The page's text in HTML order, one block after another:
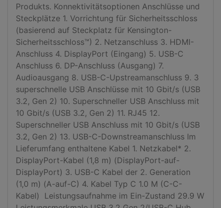
Produkts. Konnektivitätsoptionen Anschlüsse und
Steckplätze 1. Vorrichtung für Sicherheitsschloss
(basierend auf Steckplatz für Kensington-
Sicherheitsschloss™) 2. Netzanschluss 3. HDMI-
Anschluss 4. DisplayPort (Eingang) 5. USB-C
Anschluss 6. DP-Anschluss (Ausgang) 7.
Audioausgang 8. USB-C-Upstreamanschluss 9. 3
superschnelle USB Anschlüsse mit 10 Gbit/s (USB
3.2, Gen 2) 10. Superschneller USB Anschluss mit
10 Gbit/s (USB 3.2, Gen 2) 11. RJ45 12.
Superschneller USB Anschluss mit 10 Gbit/s (USB
3.2, Gen 2) 13. USB-C-Downstreamanschluss Im
Lieferumfang enthaltene Kabel 1. Netzkabel* 2.
DisplayPort-Kabel (1,8 m) (DisplayPort-auf-
DisplayPort) 3. USB-C Kabel der 2. Generation
(1,0 m) (A-auf-C) 4. Kabel Typ C 1.0 M (C-C-
Kabel)  Leistungsaufnahme im Ein-Zustand 29.9 W